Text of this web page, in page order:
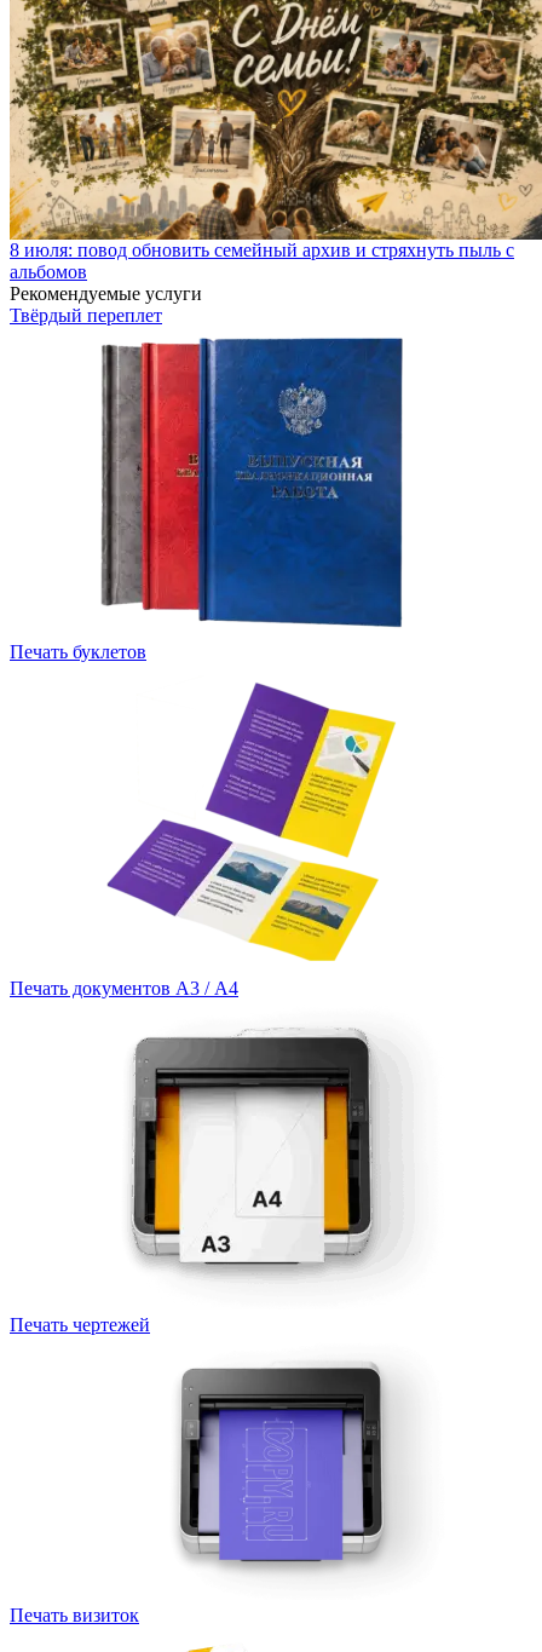
8 июля: повод обновить семейный архив и стряхнуть пыль с
альбомов
Рекомендуемые услуги
Твёрдый переплет
Печать буклетов
Печать документов А3 / А4
Печать чертежей
Печать визиток